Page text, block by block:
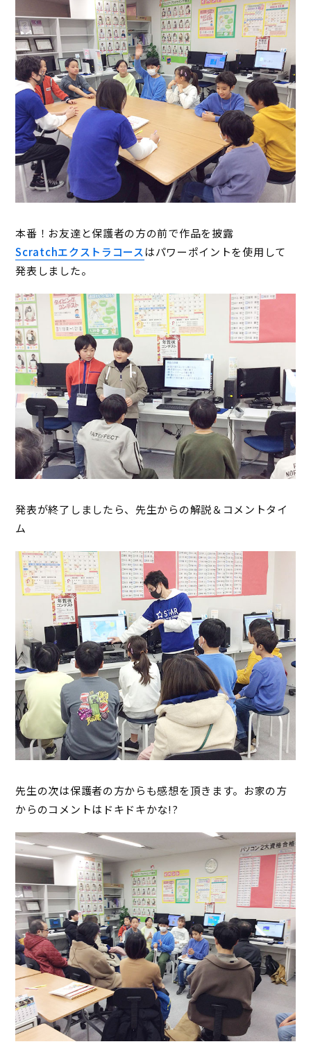
本番！お友達と保護者の方の前で作品を披露
Scratchエクストラコース はパワーポイントを使用して
発表しました。
発表が終了しましたら、先生からの解説＆コメントタイ
ム
先生の次は保護者の方からも感想を頂きます。お家の方
からのコメントはドキドキかな!?